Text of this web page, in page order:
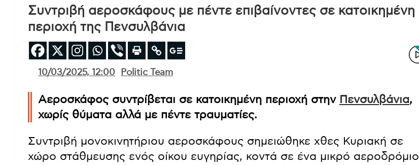
Συντριβή αεροσκάφους με πέντε επιβαίνοντες σε κατοικημένη
περιοχή της Πενσυλβάνια
10/03/2025, 12:00 Politic Team
Αεροσκάφος συντρίβεται σε κατοικημένη περιοχή στην Πενσυλβάνια,
χωρίς θύματα αλλά με πέντε τραυματίες.
Συντριβή μονοκινητήριου αεροσκάφους σημειώθηκε χθες Κυριακή σε
χώρο στάθμευσης ενός οίκου ευγηρίας, κοντά σε ένα μικρό αεροδρόμιο